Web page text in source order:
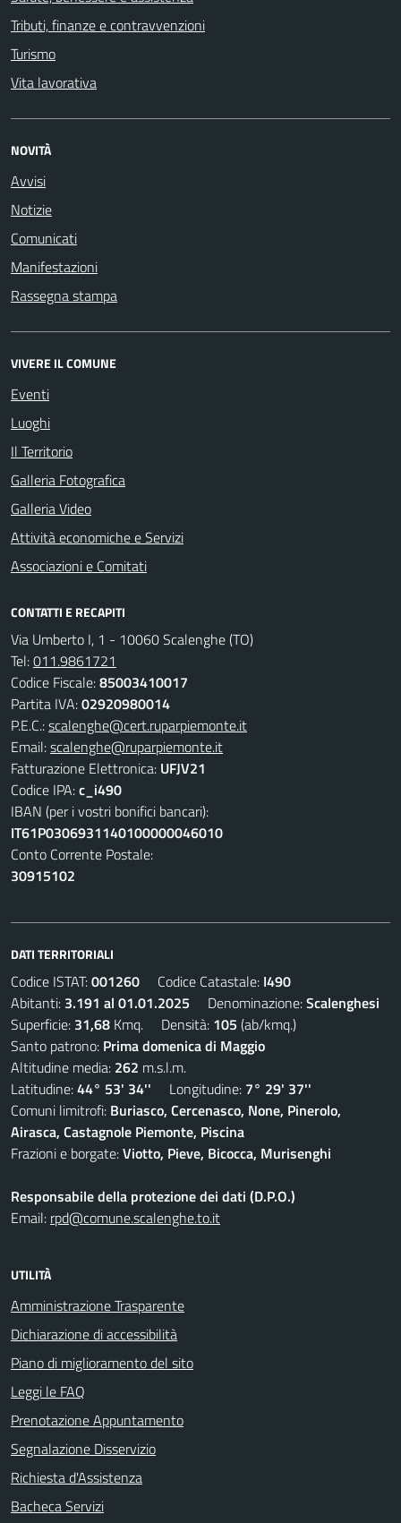
Tributi, finanze e contravvenzioni
Turismo
Vita lavorativa
NOVITÀ
Avvisi
Notizie
Comunicati
Manifestazioni
Rassegna stampa
VIVERE IL COMUNE
Eventi
Luoghi
Il Territorio
Galleria Fotografica
Galleria Video
Attività economiche e Servizi
Associazioni e Comitati
CONTATTI E RECAPITI
Via Umberto I, 1 - 10060 Scalenghe (TO)
Tel:011.9861721
Codice Fiscale:85003410017
Partita IVA:02920980014
P.E.C.:scalenghe@cert.ruparpiemonte.it
Email:scalenghe@ruparpiemonte.it
Fatturazione Elettronica: UFJV21
Codice IPA:c_i490
IBAN (per i vostri bonifici bancari):
IT61P0306931140100000046010
Conto Corrente Postale:
30915102
DATI TERRITORIALI
Codice ISTAT:001260 Codice Catastale: I490
Abitanti: 3.191 al 01.01.2025 Denominazione:Scalenghesi
Superficie: 31,68 Kmq. Densità: 105 (ab/kmq.)
Santo patrono: Prima domenica di Maggio
Altitudine media: 262 m.s.l.m.
Latitudine:44° 53' 34'' Longitudine: 7° 29' 37''
Comuni limitrofi: Buriasco, Cercenasco, None, Pinerolo,
Airasca, Castagnole Piemonte, Piscina
Frazioni e borgate:Viotto, Pieve, Bicocca, Murisenghi
Responsabile della protezione dei dati (D.P.O.)
Email: rpd@comune.scalenghe.to.it
UTILITÀ
Amministrazione Trasparente
Dichiarazione di accessibilità
Piano di miglioramento del sito
Leggi le FAQ
Prenotazione Appuntamento
Segnalazione Disservizio
Richiesta d'Assistenza
Bacheca Servizi